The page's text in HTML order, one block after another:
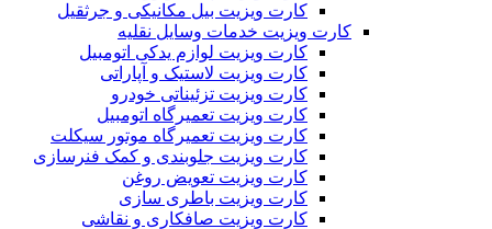
کارت ویزیت بیل مکانیکی و جرثقیل
کارت ویزیت خدمات وسایل نقلیه
کارت ویزیت لوازم یدکی اتومبیل
کارت ویزیت لاستیک و آپاراتی
کارت ویزیت تزئیناتی خودرو
کارت ویزیت تعمیرگاه اتومبیل
کارت ویزیت تعمیرگاه موتور سیکلت
کارت ویزیت جلوبندی و کمک فنرسازی
کارت ویزیت تعویض روغن
کارت ویزیت باطری سازی
کارت ویزیت صافکاری و نقاشی